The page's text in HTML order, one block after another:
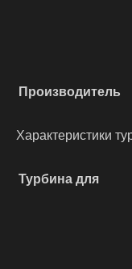
Производитель
Характеристики
Турбина для